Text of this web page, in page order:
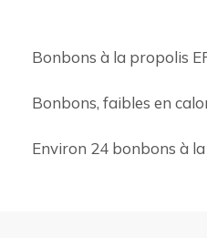
Bonbons à la propolis
Bonbons, faibles en
Environ 24 bonbons à